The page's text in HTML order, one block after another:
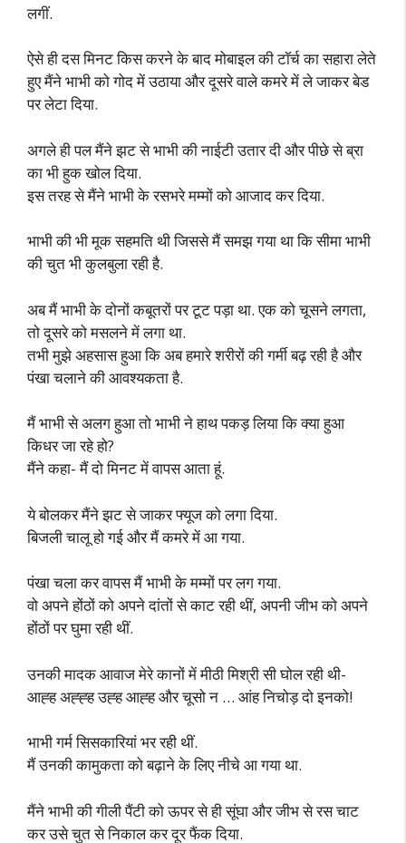
लगीं.
ऐसे ही दस मिनट किस करने के बाद मोबाइल की टॉर्च का सहारा लेते
हुए मैंने भाभी को गोद में उठाया और दूसरे वाले कमरे में ले जाकर बेड
पर लेटा दिया.
अगले ही पल मैंने झट से भाभी की नाईटी उतार दी और पीछे से ब्रा
का भी हुक खोल दिया.
इस तरह से मैंने भाभी के रसभरे मम्मों को आजाद कर दिया.
भाभी की भी मूक सहमति थी जिससे मैं समझ गया था कि सीमा भाभी
की चुत भी कुलबुला रही है.
अब मैं भाभी के दोनों कबूतरों पर टूट पड़ा था. एक को चूसने लगता,
तो दूसरे को मसलने में लगा था.
तभी मुझे अहसास हुआ कि अब हमारे शरीरों की गर्मी बढ़ रही है और
पंखा चलाने की आवश्यकता है.
मैं भाभी से अलग हुआ तो भाभी ने हाथ पकड़ लिया कि क्या हुआ
किधर जा रहे हो?
मैंने कहा- मैं दो मिनट में वापस आता हूं.
ये बोलकर मैंने झट से जाकर फ्यूज को लगा दिया.
बिजली चालू हो गई और मैं कमरे में आ गया.
पंखा चला कर वापस मैं भाभी के मम्मों पर लग गया.
वो अपने होंठों को अपने दांतों से काट रही थीं, अपनी जीभ को अपने
होंठों पर घुमा रही थीं.
उनकी मादक आवाज मेरे कानों में मीठी मिश्री सी घोल रही थी-
आह्ह अह्ह्ह उह्ह आह्ह और चूसो न … आंह निचोड़ दो इनको!
भाभी गर्म सिसकारियां भर रही थीं.
मैं उनकी कामुकता को बढ़ाने के लिए नीचे आ गया था.
मैंने भाभी की गीली पैंटी को ऊपर से ही सूंघा और जीभ से रस चाट
कर उसे चुत से निकाल कर दूर फैंक दिया.